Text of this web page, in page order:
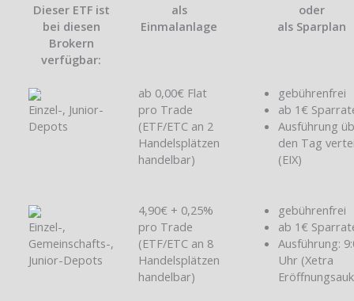
Dieser ETF ist
bei diesen
Brokern
verfügbar:
als
Einmalanlage
oder
als Sparplan
Einzel-, Junior-
Depots
ab 0,00€ Flat
pro Trade
(ETF/ETC an 2
Handelsplätzen
handelbar)
gebührenfrei
ab 1€
Ausführung
den Tag
(EIX)
Einzel-,
Gemeinschafts-,
Junior-Depots
4,90€ + 0,25%
pro Trade
(ETF/ETC an 8
Handelsplätzen
handelbar)
gebührenfrei
ab 1€
Ausführung:
Uhr (Xetra